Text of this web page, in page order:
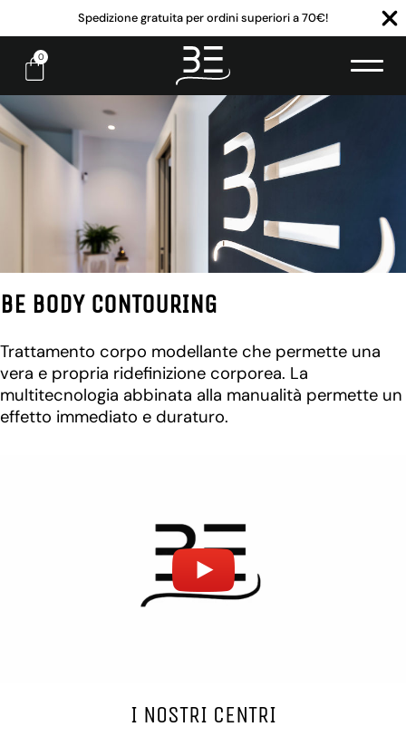
Spedizione gratuita per ordini superiori a 70€!
0
BE BODY CONTOURING
Trattamento corpo modellante che permette una
vera e propria ridefinizione corporea. La
multitecnologia abbinata alla manualità permette un
effetto immediato e duraturo.
I NOSTRI CENTRI